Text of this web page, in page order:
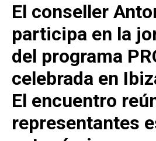
El conseller
participa en la
del programa
celebrada en
El encuentro
representantes